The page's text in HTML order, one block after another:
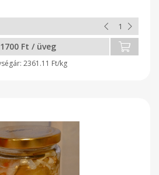
1700 Ft / üveg
2361.11 Ft/kg